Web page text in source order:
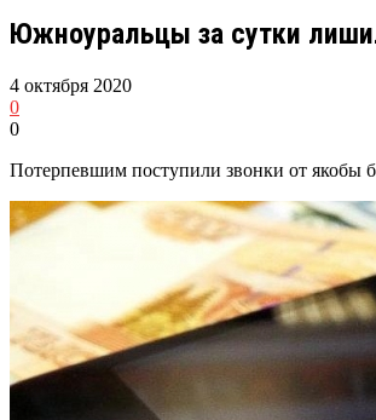
Южноуральцы за сутки
4 октября 2020
0
0
Потерпевшим поступили звонки от якобы